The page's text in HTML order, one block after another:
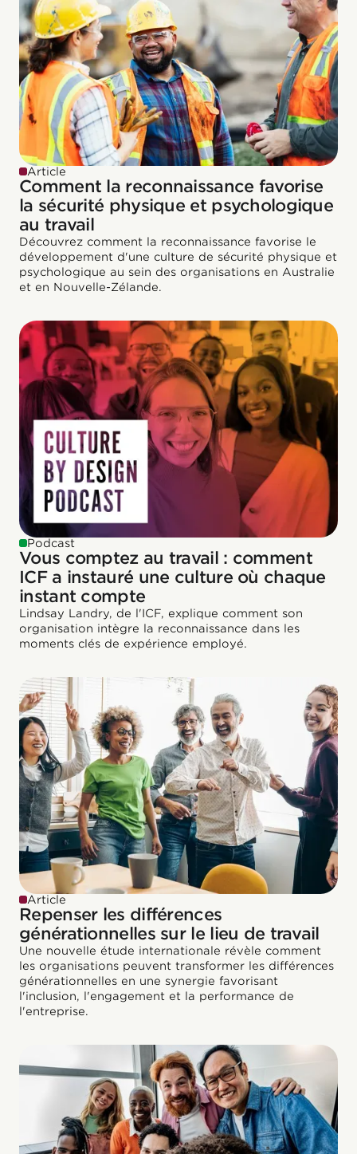
Article
Comment la reconnaissance favorise
la sécurité physique et psychologique
au travail
Découvrez comment la reconnaissance favorise le
développement d'une culture de sécurité physique et
psychologique au sein des organisations en Australie
et en Nouvelle-Zélande.
Podcast
Vous comptez au travail : comment
ICF a instauré une culture où chaque
instant compte
Lindsay Landry, de l'ICF, explique comment son
organisation intègre la reconnaissance dans les
moments clés de expérience employé.
Article
Repenser les différences
générationnelles sur le lieu de travail
Une nouvelle étude internationale révèle comment
les organisations peuvent transformer les différences
générationnelles en une synergie favorisant
l'inclusion, l'engagement et la performance de
l'entreprise.